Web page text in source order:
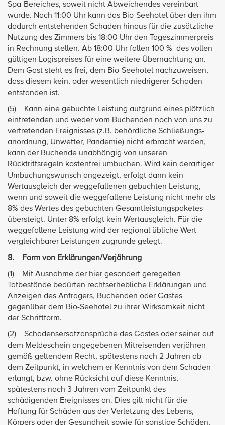
Spa-Bereiches, soweit nicht Abweichendes vereinbart
wurde. Nach 11:00 Uhr kann das Bio-Seehotel über den ihm
dadurch entstehenden Schaden hinaus für die zusätzliche
Nutzung des Zimmers bis 18:00 Uhr den Tageszimmerpreis
in Rechnung stellen. Ab 18:00 Uhr fallen 100 % des vollen
gültigen Logispreises für eine weitere Übernachtung an.
Dem Gast steht es frei, dem Bio-Seehotel nachzuweisen,
dass diesem kein, oder wesentlich niedrigerer Schaden
entstanden ist.
(5) Kann eine gebuchte Leistung aufgrund eines plötzlich
eintretenden und weder vom Buchenden noch von uns zu
vertretenden Ereignisses (z.B. behördliche Schließungs-
anordnung, Unwetter, Pandemie) nicht erbracht werden,
kann der Buchende unabhängig von unseren
Rücktrittsregeln kostenfrei umbuchen. Wird kein derartiger
Umbuchungswunsch angezeigt, erfolgt dann kein
Wertausgleich der weggefallenen gebuchten Leistung,
wenn und soweit die weggefallene Leistung nicht mehr als
8% des Wertes des gebuchten Gesamtleistungspaketes
übersteigt. Unter 8% erfolgt kein Wertausgleich. Für die
weggefallene Leistung wird der regional übliche Wert
vergleichbarer Leistungen zugrunde gelegt.
8. Form von Erklärungen/Verjährung
(1) Mit Ausnahme der hier gesondert geregelten
Tatbestände bedürfen rechtserhebliche Erklärungen und
Anzeigen des Anfragers, Buchenden oder Gastes
gegenüber dem Bio-Seehotel zu ihrer Wirksamkeit nicht
der Schriftform.
(2) Schadensersatzansprüche des Gastes oder seiner auf
dem Meldeschein angegebenen Mitreisenden verjähren
gemäß geltendem Recht, spätestens nach 2 Jahren ab
dem Zeitpunkt, in welchem er Kenntnis von dem Schaden
erlangt, bzw. ohne Rücksicht auf diese Kenntnis,
spätestens nach 3 Jahren vom Zeitpunkt des
schädigenden Ereignisses an. Dies gilt nicht für die
Haftung für Schäden aus der Verletzung des Lebens,
Körpers oder der Gesundheit sowie für sonstige Schäden,